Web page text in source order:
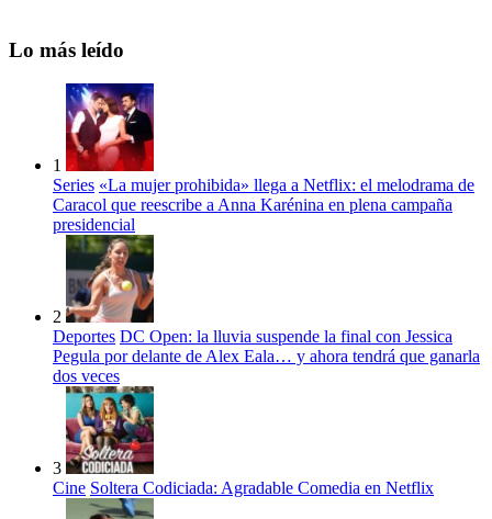
Lo más leído
1
Series «La mujer prohibida» llega a Netflix: el melodrama de
Caracol que reescribe a Anna Karénina en plena campaña
presidencial
2
Deportes DC Open: la lluvia suspende la final con Jessica
Pegula por delante de Alex Eala… y ahora tendrá que ganarla
dos veces
3
Cine Soltera Codiciada: Agradable Comedia en Netflix